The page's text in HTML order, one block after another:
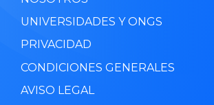
UNIVERSIDADES Y ONGS
PRIVACIDAD
CONDICIONES GENERALES
AVISO LEGAL